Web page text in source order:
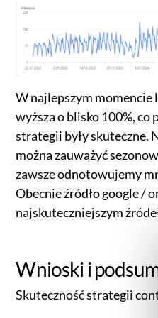
W najlepszym momencie
wyższa o blisko 100%, co
strategii były skuteczne.
można zauważyć
zawsze odnotowujemy
Obecnie źródło google /
najskuteczniejszym
Wnioski i
Skuteczność strategii